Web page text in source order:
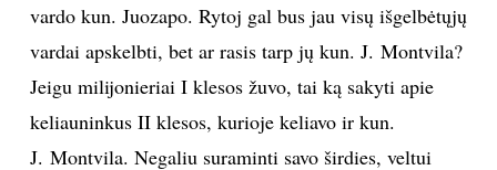
vardo kun. Juozapo. Rytoj gal bus jau visų išgelbėtųjų
vardai apskelbti, bet ar rasis tarp jų kun. J. Montvila?
Jeigu milijonieriai I klesos žuvo, tai ką sakyti apie
keliauninkus II klesos, kurioje keliavo ir kun.
J. Montvila. Negaliu suraminti savo širdies, veltui